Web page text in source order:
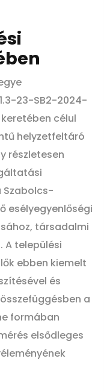
23-SB2-2024-
célul
helyzetfeltáró
részletesen
Szabolcs-
esélyegyenlőségi
társadalmi
A települési
ebben kiemelt
és
a
formában
elsődleges